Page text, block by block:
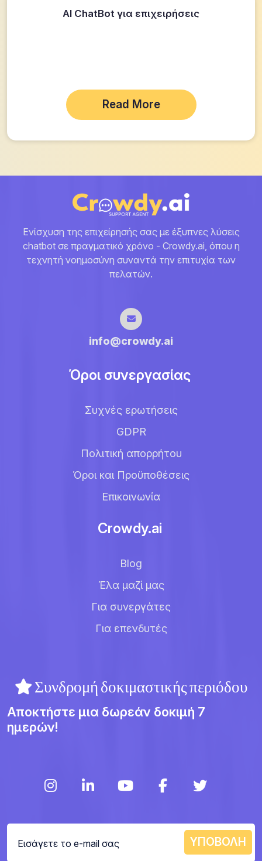
AI ChatBot για επιχειρήσεις
Read More
Ενίσχυση της επιχείρησής σας με έξυπνες λύσεις
chatbot σε πραγματικό χρόνο - Crowdy.ai, όπου η
τεχνητή νοημοσύνη συναντά την επιτυχία των
πελατών.
info@crowdy.ai
Όροι συνεργασίας
Συχνές ερωτήσεις
GDPR
Πολιτική απορρήτου
Όροι και Προϋποθέσεις
Επικοινωνία
Crowdy.ai
Blog
Έλα μαζί μας
Για συνεργάτες
Για επενδυτές
Συνδρομή δοκιμαστικής περιόδου
Αποκτήστε μια δωρεάν δοκιμή 7
ημερών!